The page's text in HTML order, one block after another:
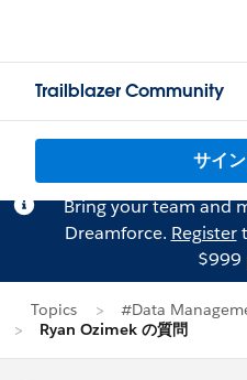
Trailblazer Community
サイ
Bring your team and
Dreamforce. Register
$999
Topics
#Data
Ryan Ozimek の質問